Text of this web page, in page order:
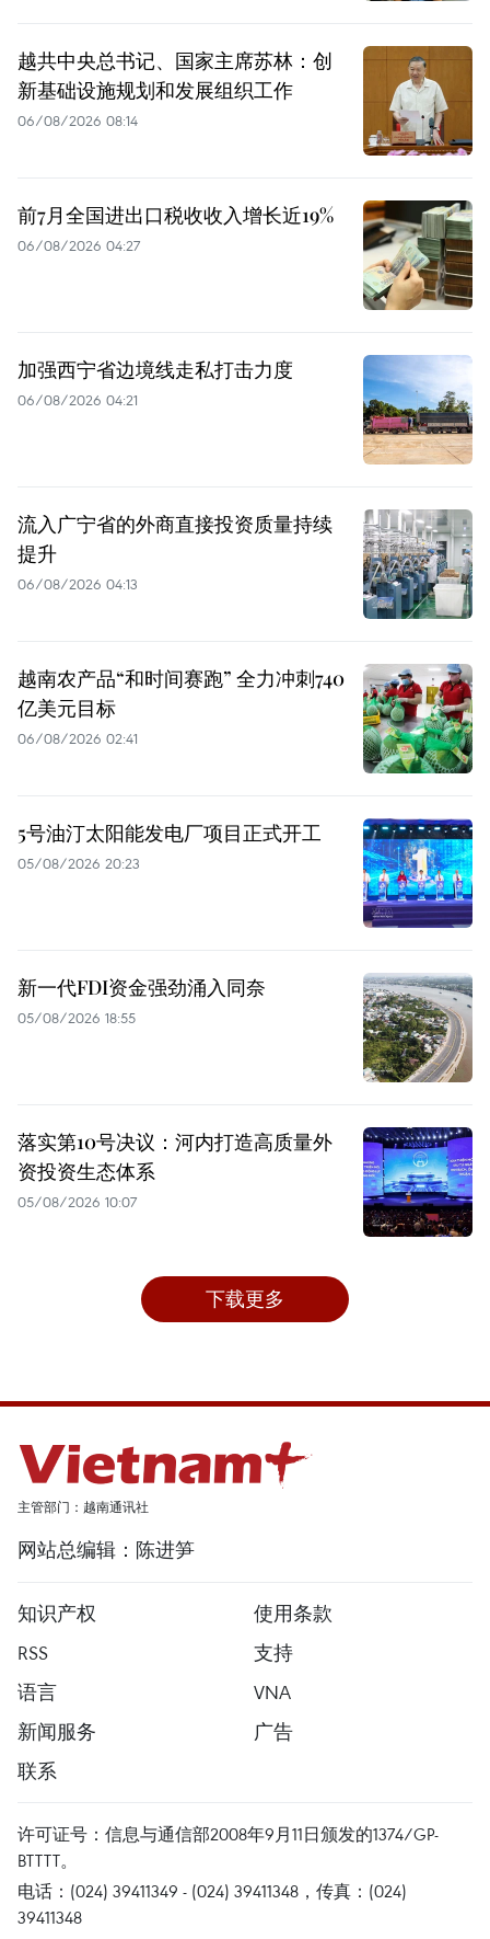
越共中央总书记、国家主席苏林：创
新基础设施规划和发展组织工作
06/08/2026 08:14
前7月全国进出口税收收入增长近19%
06/08/2026 04:27
加强西宁省边境线走私打击力度
06/08/2026 04:21
流入广宁省的外商直接投资质量持续
提升
06/08/2026 04:13
越南农产品“和时间赛跑” 全力冲刺740
亿美元目标
06/08/2026 02:41
5号油汀太阳能发电厂项目正式开工
05/08/2026 20:23
新一代FDI资金强劲涌入同奈
05/08/2026 18:55
落实第10号决议：河内打造高质量外
资投资生态体系
05/08/2026 10:07
下载更多
主管部门：越南通讯社
网站总编辑：陈进笋
知识产权
使用条款
RSS
支持
语言
VNA
新闻服务
广告
联系
许可证号：信息与通信部2008年9月11日颁发的1374/GP-
BTTTT。
电话：(024) 39411349 - (024) 39411348，传真：(024)
39411348